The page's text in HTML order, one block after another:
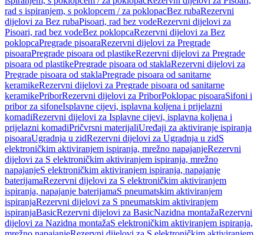
rad s ispiranjem, s poklopcem / za poklopacBez rubaRezervni
dijelovi za Bez rubaPisoari, rad bez vodeRezervni dijelovi za
Pisoari, rad bez vodeBez poklopcaRezervni dijelovi za Bez
poklopcaPregrade pisoaraRezervni dijelovi za Pregrade
pisoaraPregrade pisoara od plastikeRezervni dijelovi za Pregrade
pisoara od plastikePregrade pisoara od staklaRezervni dijelovi za
Pregrade pisoara od staklaPregrade pisoara od sanitarne
keramikeRezervni dijelovi za Pregrade pisoara od sanitarne
keramikePriborRezervni dijelovi za PriborPoklopac pisoaraSifoni i
pribor za sifoneIsplavne cijevi, isplavna koljena i prijelazni
komadiRezervni dijelovi za Isplavne cijevi, isplavna koljena i
prijelazni komadiPričvrsni materijaliUređaji za aktiviranje ispiranja
pisoaraUgradnja u zidRezervni dijelovi za Ugradnja u zidS
elektroničkim aktiviranjem ispiranja, mrežno napajanjeRezervni
dijelovi za S elektroničkim aktiviranjem ispiranja, mrežno
napajanjeS elektroničkim aktiviranjem ispiranja, napajanje
baterijamaRezervni dijelovi za S elektroničkim aktiviranjem
ispiranja, napajanje baterijamaS pneumatskim aktiviranjem
ispiranjaRezervni dijelovi za S pneumatskim aktiviranjem
ispiranjaBasicRezervni dijelovi za BasicNazidna montažaRezervni
dijelovi za Nazidna montažaS elektroničkim aktiviranjem ispiranja,